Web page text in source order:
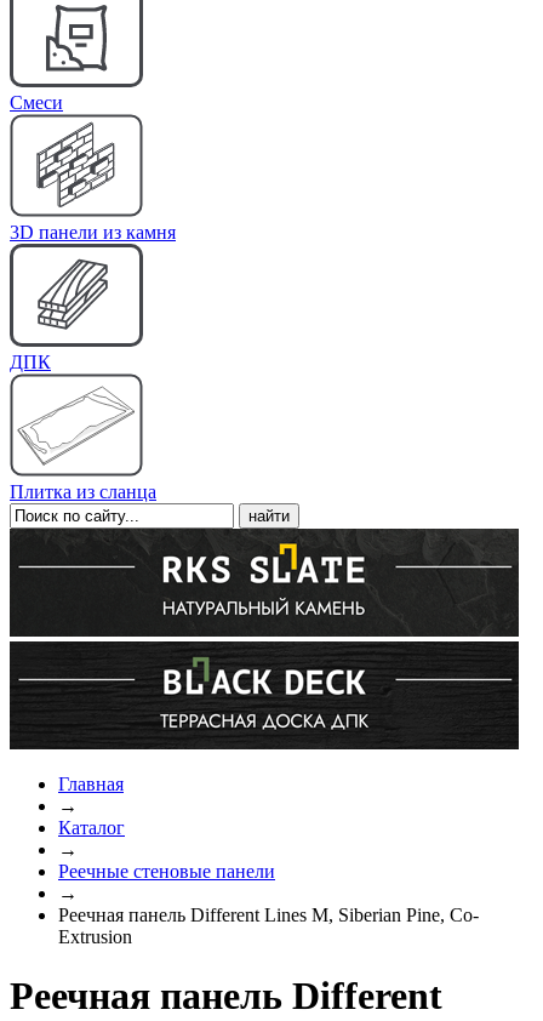
Cмеси
3D панели из камня
ДПК
Плитка из сланца
Главная
→
Каталог
→
Реечные стеновые панели
→
Реечная панель Different Lines M, Siberian Pine, Co-
Extrusion
Реечная панель Different